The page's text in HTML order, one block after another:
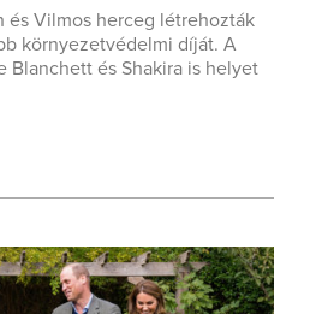
és Vilmos herceg létrehozták
környezetvédelmi díját. A
Blanchett és Shakira is helyet